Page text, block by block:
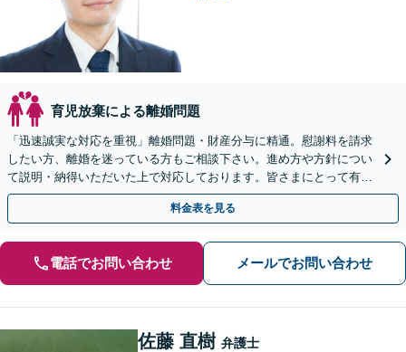
育児放棄による離婚問題
「迅速誠実な対応を重視」離婚問題・財産分与に精通。慰謝料を請求
したい方、離婚を迷っている方もご相談下さい。進め方や方針につい
て説明・納得いただいた上で対応しております。皆さまにとって有利
な解決へ向け尽力【夜間・休日相談可｜WEB面談可】
料金表を見る
電話でお問い合わせ メールでお問い合わせ
佐藤 直樹 弁護士